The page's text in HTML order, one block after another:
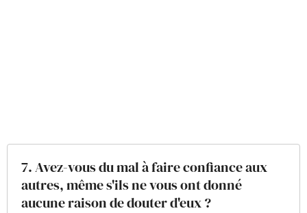
7. Avez-vous du mal à faire confiance aux
autres, même s'ils ne vous ont donné
aucune raison de douter d'eux ?